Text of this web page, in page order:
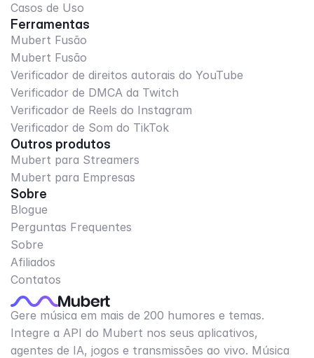
Casos de Uso
Ferramentas
Mubert Fusão
Mubert Fusão
Verificador de direitos autorais do YouTube
Verificador de DMCA da Twitch
Verificador de Reels do Instagram
Verificador de Som do TikTok
Outros produtos
Mubert para Streamers
Mubert para Empresas
Sobre
Blogue
Perguntas Frequentes
Sobre
Afiliados
Contatos
Gere música em mais de 200 humores e temas.
Integre a API do Mubert nos seus aplicativos,
agentes de IA, jogos e transmissões ao vivo. Música